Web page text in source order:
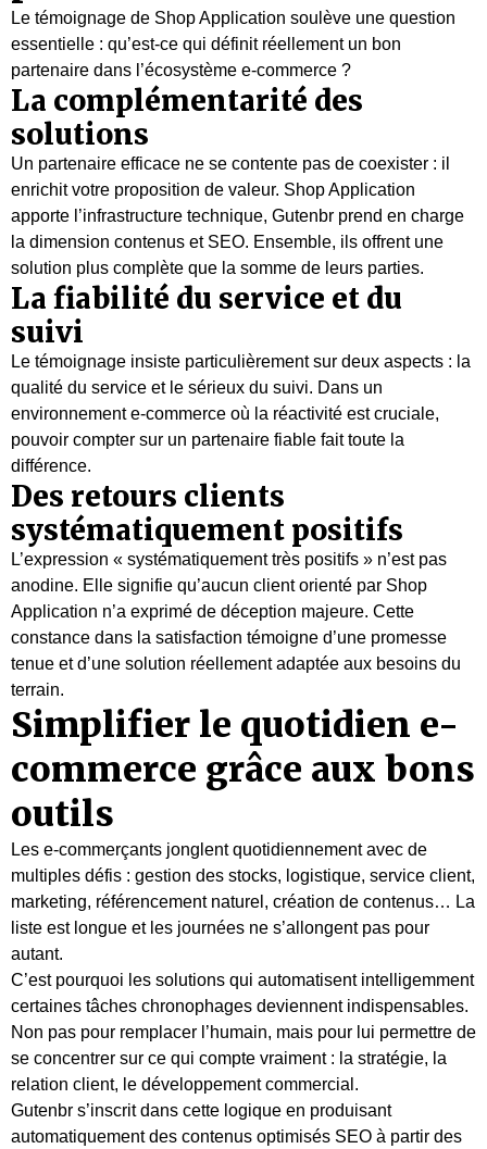
Le témoignage de Shop Application soulève une question
essentielle : qu’est-ce qui définit réellement un bon
partenaire dans l’écosystème e-commerce ?
La complémentarité des
solutions
Un partenaire efficace ne se contente pas de coexister : il
enrichit votre proposition de valeur. Shop Application
apporte l’infrastructure technique, Gutenbr prend en charge
la dimension contenus et SEO. Ensemble, ils offrent une
solution plus complète que la somme de leurs parties.
La fiabilité du service et du
suivi
Le témoignage insiste particulièrement sur deux aspects : la
qualité du service et le sérieux du suivi. Dans un
environnement e-commerce où la réactivité est cruciale,
pouvoir compter sur un partenaire fiable fait toute la
différence.
Des retours clients
systématiquement positifs
L’expression « systématiquement très positifs » n’est pas
anodine. Elle signifie qu’aucun client orienté par Shop
Application n’a exprimé de déception majeure. Cette
constance dans la satisfaction témoigne d’une promesse
tenue et d’une solution réellement adaptée aux besoins du
terrain.
Simplifier le quotidien e-
commerce grâce aux bons
outils
Les e-commerçants jonglent quotidiennement avec de
multiples défis : gestion des stocks, logistique, service client,
marketing, référencement naturel, création de contenus… La
liste est longue et les journées ne s’allongent pas pour
autant.
C’est pourquoi les solutions qui automatisent intelligemment
certaines tâches chronophages deviennent indispensables.
Non pas pour remplacer l’humain, mais pour lui permettre de
se concentrer sur ce qui compte vraiment : la stratégie, la
relation client, le développement commercial.
Gutenbr s’inscrit dans cette logique en produisant
automatiquement des contenus optimisés SEO à partir des